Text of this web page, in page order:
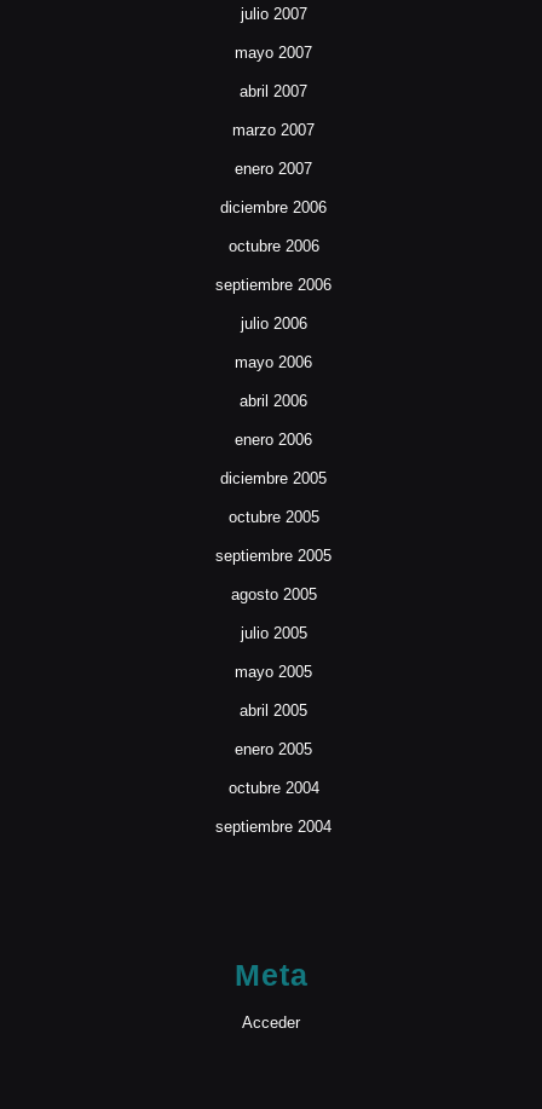
julio 2007
mayo 2007
abril 2007
marzo 2007
enero 2007
diciembre 2006
octubre 2006
septiembre 2006
julio 2006
mayo 2006
abril 2006
enero 2006
diciembre 2005
octubre 2005
septiembre 2005
agosto 2005
julio 2005
mayo 2005
abril 2005
enero 2005
octubre 2004
septiembre 2004
Meta
Acceder